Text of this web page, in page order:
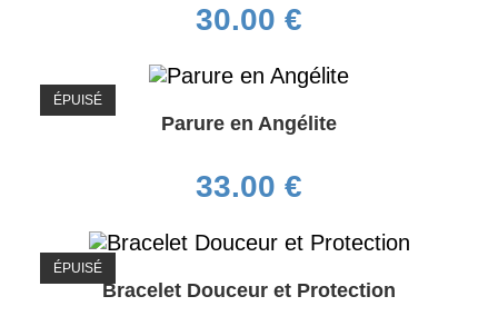
30.00 €
ÉPUISÉ
Parure en Angélite
33.00 €
ÉPUISÉ
Bracelet Douceur et Protection